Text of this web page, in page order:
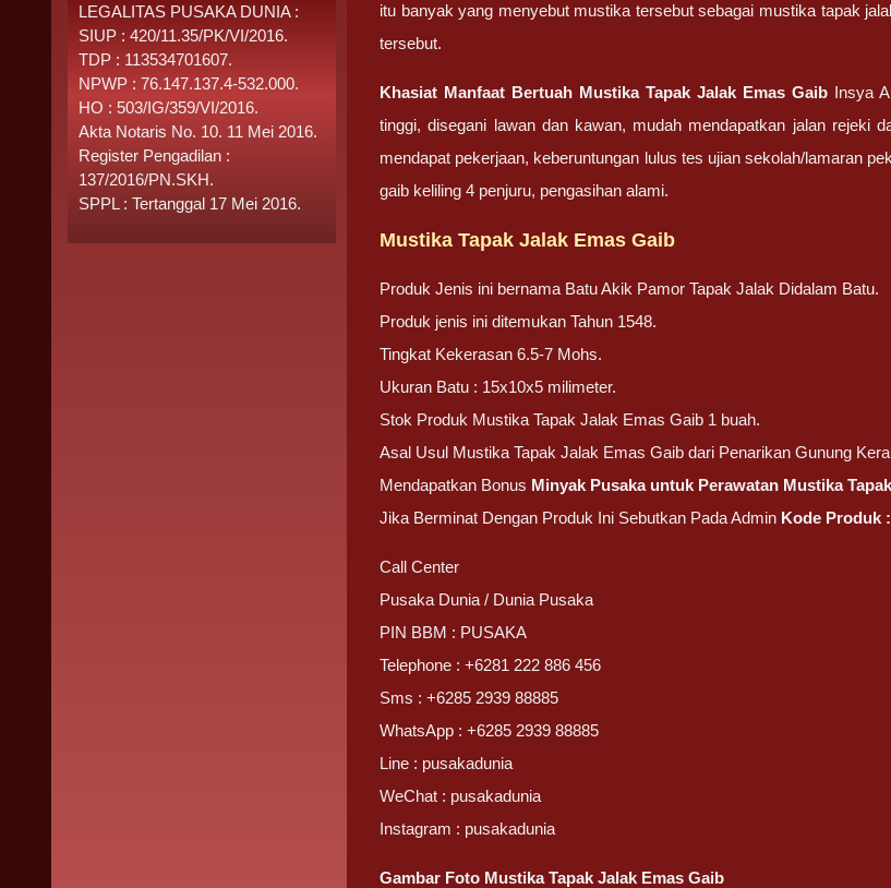
itu banyak yang menyebut mustika tersebut sebagai mustika tapak
tersebut.
Khasiat Manfaat Bertuah Mustika Tapak Jalak Emas Gaib Insya
tinggi, disegani lawan dan kawan, mudah mendapatkan jalan rejeki
mendapat pekerjaan, keberuntungan lulus tes ujian sekolah/lamaran
gaib keliling 4 penjuru, pengasihan alami.
Mustika Tapak Jalak Emas Gaib
Produk Jenis ini bernama Batu Akik Pamor Tapak Jalak Didalam Batu.
Produk jenis ini ditemukan Tahun 1548.
Tingkat Kekerasan 6.5-7 Mohs.
Ukuran Batu : 15x10x5 milimeter.
Stok Produk Mustika Tapak Jalak Emas Gaib 1 buah.
Asal Usul Mustika Tapak Jalak Emas Gaib dari Penarikan Gunung
Mendapatkan Bonus Minyak Pusaka untuk Perawatan Mustika
Jika Berminat Dengan Produk Ini Sebutkan Pada Admin Kode Produk
Call Center
Pusaka Dunia / Dunia Pusaka
PIN BBM : PUSAKA
Telephone : +6281 222 886 456
Sms : +6285 2939 88885
WhatsApp : +6285 2939 88885
Line : pusakadunia
WeChat : pusakadunia
Instagram : pusakadunia
Gambar Foto Mustika Tapak Jalak Emas Gaib
LEGALITAS PUSAKA DUNIA :
SIUP : 420/11.35/PK/VI/2016.
TDP : 113534701607.
NPWP : 76.147.137.4-532.000.
HO : 503/IG/359/VI/2016.
Akta Notaris No. 10. 11 Mei 2016.
Register Pengadilan :
137/2016/PN.SKH.
SPPL : Tertanggal 17 Mei 2016.